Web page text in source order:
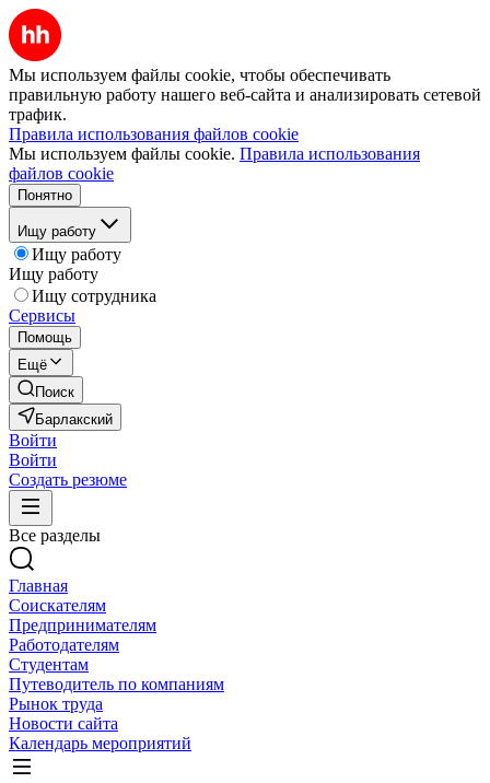
Мы используем файлы cookie, чтобы обеспечивать
правильную работу нашего веб-сайта и анализировать сетевой
трафик.
Правила использования файлов cookie
Мы используем файлы cookie. Правила использования
файлов cookie
Понятно
Ищу работу
Ищу работу
Ищу работу
Ищу сотрудника
Сервисы
Помощь
Ещё
Поиск
Барлакский
Войти
Войти
Создать резюме
Все разделы
Главная
Соискателям
Предпринимателям
Работодателям
Студентам
Путеводитель по компаниям
Рынок труда
Новости сайта
Календарь мероприятий